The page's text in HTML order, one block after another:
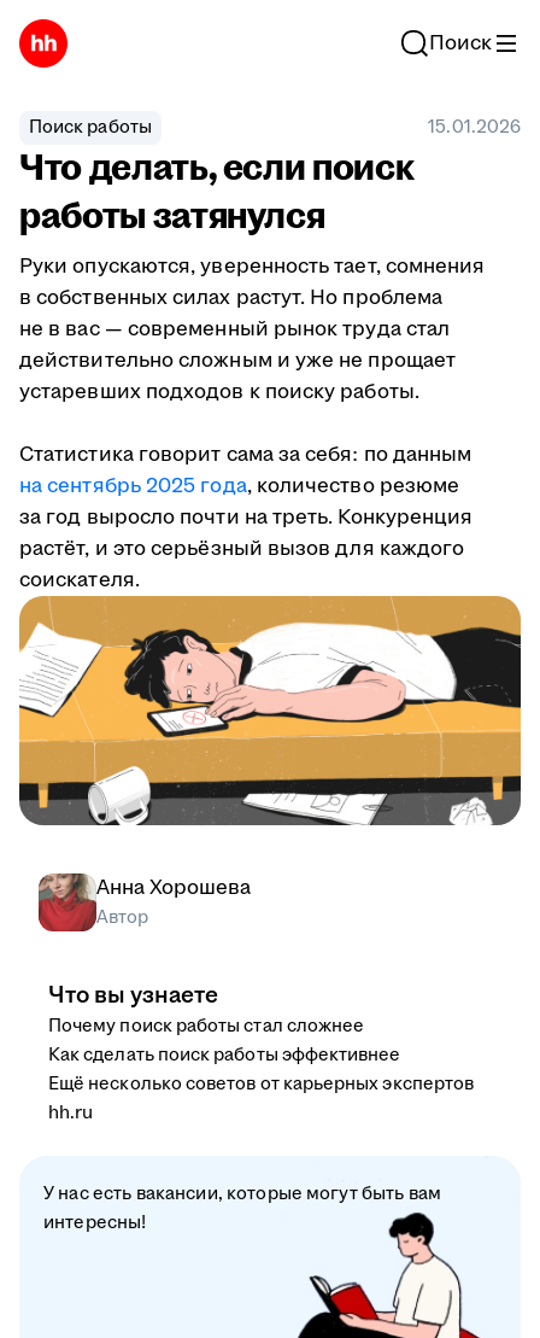
Поиск
Поиск работы 15.01.2026
Что делать, если поиск
работы затянулся
Руки опускаются, уверенность тает, сомнения
в собственных силах растут. Но проблема
не в вас — современный рынок труда стал
действительно сложным и уже не прощает
устаревших подходов к поиску работы.
Статистика говорит сама за себя: по данным
на сентябрь 2025 года, количество резюме
за год выросло почти на треть. Конкуренция
растёт, и это серьёзный вызов для каждого
соискателя.
Анна Хорошева
Автор
Что вы узнаете
Почему поиск работы стал сложнее
Как сделать поиск работы эффективнее
Ещё несколько советов от карьерных экспертов
hh.ru
У нас есть вакансии, которые могут быть вам
интересны!